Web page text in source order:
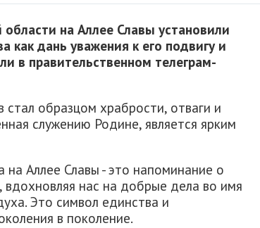
на Аллее Славы установили
как дань уважения к его подвигу и
в правительственном телеграм-
образцом храбрости, отваги и
служению Родине, является ярким
Аллее Славы - это напоминание о
нас на добрые дела во имя
Это символ единства и
в поколение.